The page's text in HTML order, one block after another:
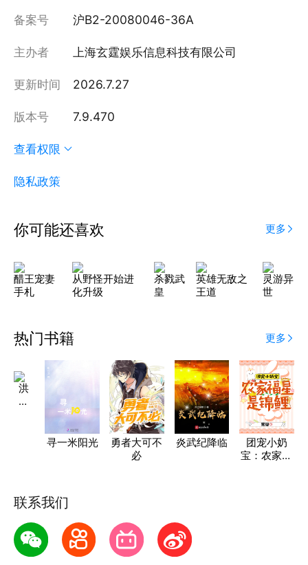
备案号 沪B2-20080046-36A
主办者 上海玄霆娱乐信息科技有限公司
更新时间 2026.7.27
版本号 7.9.470
查看权限
隐私政策
你可能还喜欢 更多
醋王宠妻
手札
从野怪开始进
化升级
杀戮武
皇
英雄无敌之
王道
灵游异
世
热门书籍 更多
洪
荒
寻一米阳光
勇者大可不
必
炎武纪降临
团宠小奶
宝：农家福
联系我们